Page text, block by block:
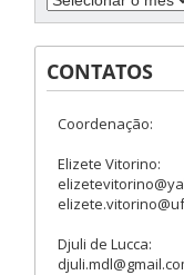
CONTATOS
Coordenação:
Elizete Vitorino:
Djuli de Lucca: